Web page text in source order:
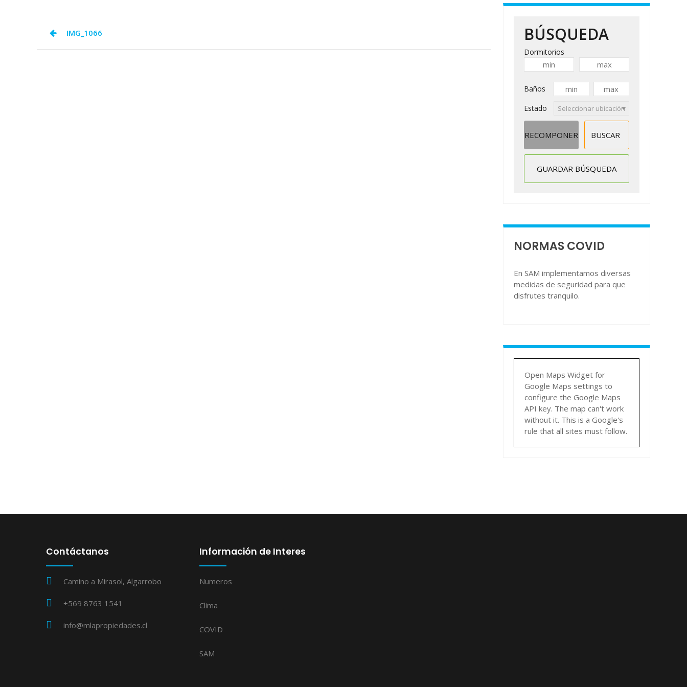
Navegación
de
IMG_1066 BÚSQUEDA
Dormitorios
Baños
Estado
Seleccionar ubicación
NORMAS COVID
En SAM implementamos diversas
medidas de seguridad para que
disfrutes tranquilo.
Open Maps Widget for
Google Maps settings to
configure the Google Maps
API key. The map can't work
without it. This is a Google's
rule that all sites must follow.
Contáctanos
Camino a Mirasol, Algarrobo
+569 8763 1541
info@mlapropiedades.cl
Información de Interes
Numeros
Clima
COVID
SAM